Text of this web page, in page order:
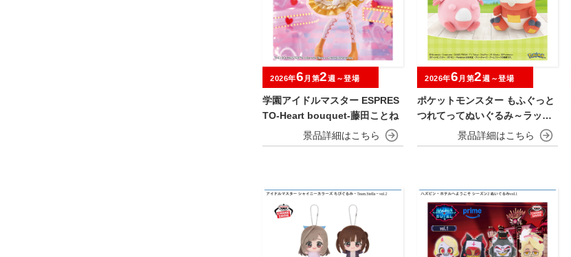
学園アイドルマスター ESPRES
TO-Heart bouquet-藤田ことね
2026年6 月第2週～登場
ポケットモンスター もふぐっと
つれてってぬいぐるみ～ラッキ
ー・ホゲータ～
2026年6 月第2週～登場